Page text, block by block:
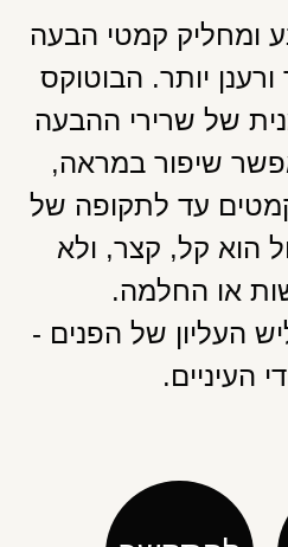
ומחליק קמטי הבעה
יותר. הבוטוקס
של שרירי ההבעה
שיפור במראה,
עד לתקופה של
הוא קל, קצר, ולא
או החלמה.
העליון של הפנים -
העיניים.